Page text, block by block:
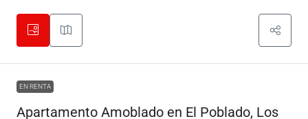
EN RENTA
Apartamento Amoblado en El Poblado, Los